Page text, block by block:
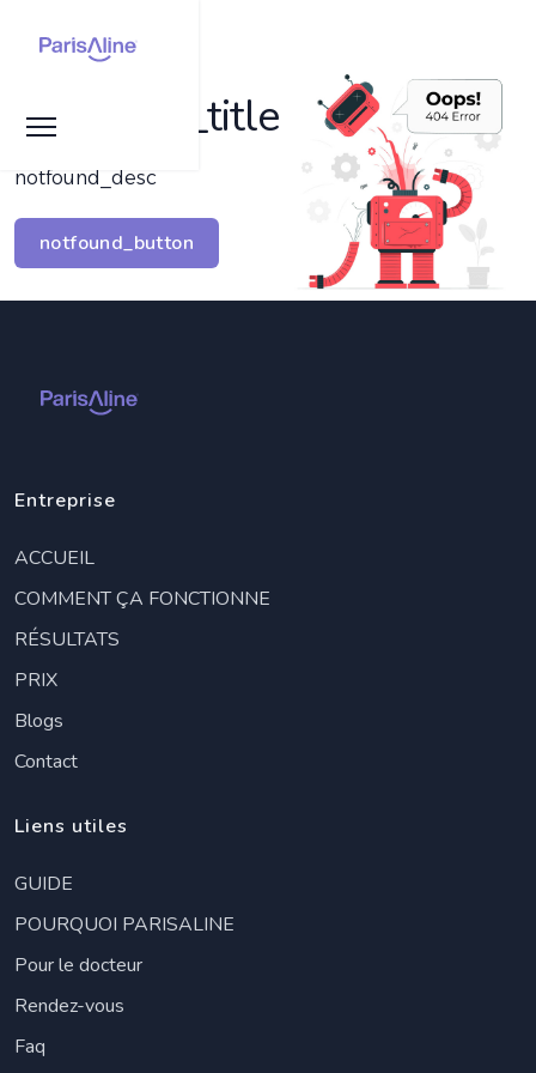
notfound_title
notfound_desc
notfound_button
Entreprise
ACCUEIL
COMMENT ÇA FONCTIONNE
RÉSULTATS
PRIX
Blogs
Contact
Liens utiles
GUIDE
POURQUOI PARISALINE
Pour le docteur
Rendez-vous
Faq